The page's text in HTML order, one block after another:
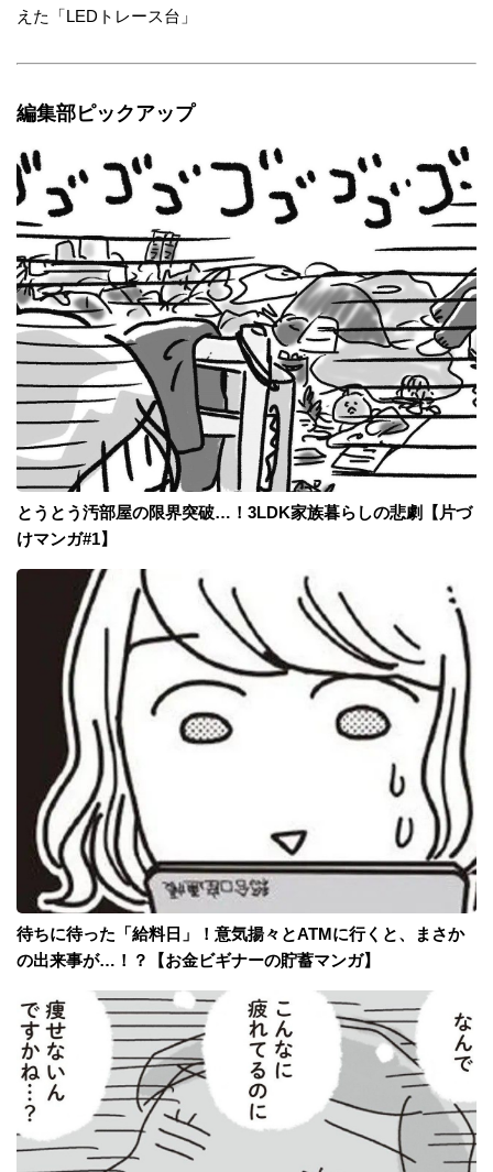
えた「LEDトレース台」
編集部ピックアップ
とうとう汚部屋の限界突破…！3LDK家族暮らしの悲劇【片づ
けマンガ#1】
待ちに待った「給料日」！意気揚々とATMに行くと、まさか
の出来事が…！？【お金ビギナーの貯蓄マンガ】